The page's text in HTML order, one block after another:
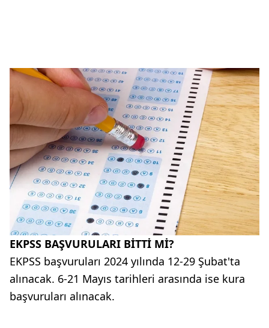
EKPSS BAŞVURULARI BİTTİ Mİ?
EKPSS başvuruları 2024 yılında 12-29 Şubat'ta
alınacak. 6-21 Mayıs tarihleri arasında ise kura
başvuruları alınacak.